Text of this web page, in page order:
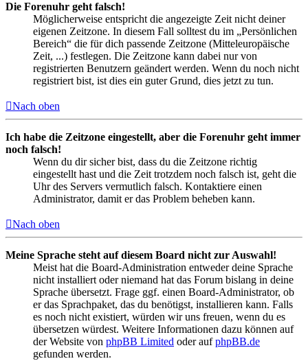
Die Forenuhr geht falsch!
Möglicherweise entspricht die angezeigte Zeit nicht deiner
eigenen Zeitzone. In diesem Fall solltest du im „Persönlichen
Bereich“ die für dich passende Zeitzone (Mitteleuropäische
Zeit, ...) festlegen. Die Zeitzone kann dabei nur von
registrierten Benutzern geändert werden. Wenn du noch nicht
registriert bist, ist dies ein guter Grund, dies jetzt zu tun.
Nach oben
Ich habe die Zeitzone eingestellt, aber die Forenuhr geht immer
noch falsch!
Wenn du dir sicher bist, dass du die Zeitzone richtig
eingestellt hast und die Zeit trotzdem noch falsch ist, geht die
Uhr des Servers vermutlich falsch. Kontaktiere einen
Administrator, damit er das Problem beheben kann.
Nach oben
Meine Sprache steht auf diesem Board nicht zur Auswahl!
Meist hat die Board-Administration entweder deine Sprache
nicht installiert oder niemand hat das Forum bislang in deine
Sprache übersetzt. Frage ggf. einen Board-Administrator, ob
er das Sprachpaket, das du benötigst, installieren kann. Falls
es noch nicht existiert, würden wir uns freuen, wenn du es
übersetzen würdest. Weitere Informationen dazu können auf
der Website von phpBB Limited oder aufphpBB.de
gefunden werden.